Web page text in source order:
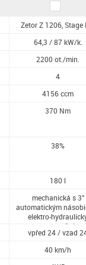
Zetor Z 1206, Stage
64,3 / 87 kW/k.
2200 ot./min.
4
4156 ccm
370 Nm
38%
180 l
mechanická s 3°
automatickým
elektro-
reverzační
vpřed 24 / vzad
40 km/h